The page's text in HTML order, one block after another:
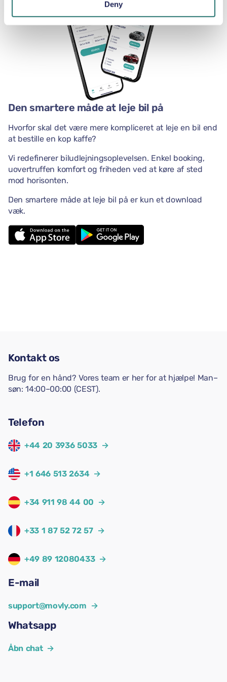
Deny
Den smartere måde at leje bil på
Hvorfor skal det være mere kompliceret at leje en bil end
at bestille en kop kaffe?
Vi redefinerer biludlejningsoplevelsen. Enkel booking,
uovertruffen komfort og friheden ved at køre af sted
mod horisonten.
Den smartere måde at leje bil på er kun et download
væk.
Kontakt os
Brug for en hånd? Vores team er her for at hjælpe! Man–
søn: 14:00–00:00 (CEST).
Telefon
+44 20 3936 5033 →
+1 646 513 2634 →
+34 911 98 44 00 →
+33 1 87 52 72 57 →
+49 89 12080433 →
E-mail
support@movly.com →
Whatsapp
Åbn chat →